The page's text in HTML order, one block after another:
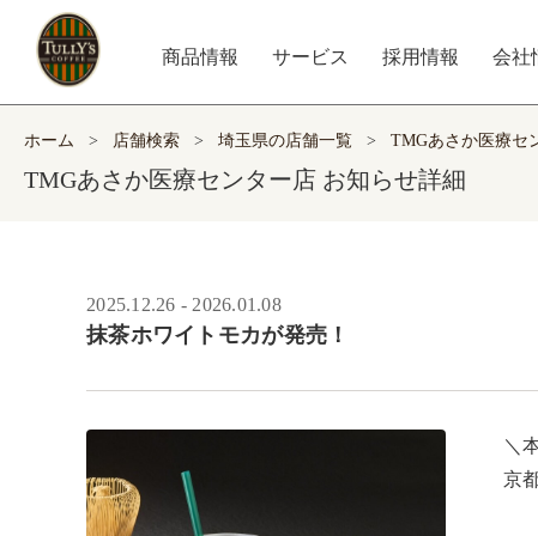
商品情報 サービス 採用情報 会社
ホーム > 店舗検索 > 埼玉県の店舗一覧 > TMGあさか医療セ
TMGあさか医療センター店 お知らせ詳細
2025.12.26 - 2026.01.08
抹茶ホワイトモカが発売！
＼
京